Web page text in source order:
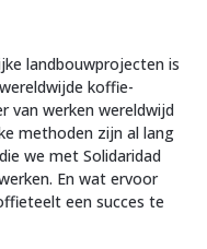
landbouwprojecten is
koffie-
van werken wereldwijd
methoden zijn al lang
we met Solidaridad
En wat ervoor
een succes te